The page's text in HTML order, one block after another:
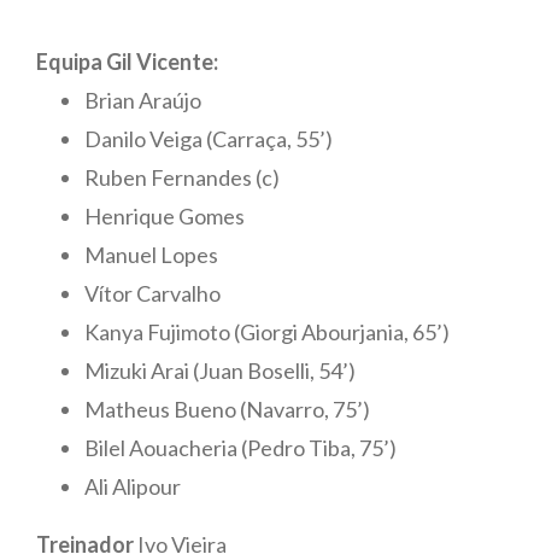
Equipa Gil Vicente:
Brian Araújo
Danilo Veiga (Carraça, 55’)
Ruben Fernandes (c)
Henrique Gomes
Manuel Lopes
Vítor Carvalho
Kanya Fujimoto (Giorgi Abourjania, 65’)
Mizuki Arai (Juan Boselli, 54’)
Matheus Bueno (Navarro, 75’)
Bilel Aouacheria (Pedro Tiba, 75’)
Ali Alipour
Treinador Ivo Vieira